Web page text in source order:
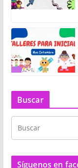
Buscar
Síguenos en